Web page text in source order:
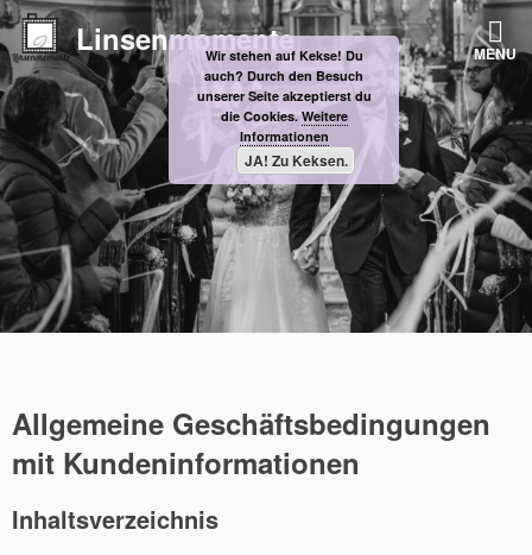
Skip
to
content
Linsenmomente MENU
Allgemeine Geschäftsbedingungen
mit Kundeninformationen
Inhaltsverzeichnis
Wir stehen auf Kekse! Du
auch? Durch den Besuch
unserer Seite akzeptierst du
die Cookies. Weitere
Informationen
JA! Zu Keksen.